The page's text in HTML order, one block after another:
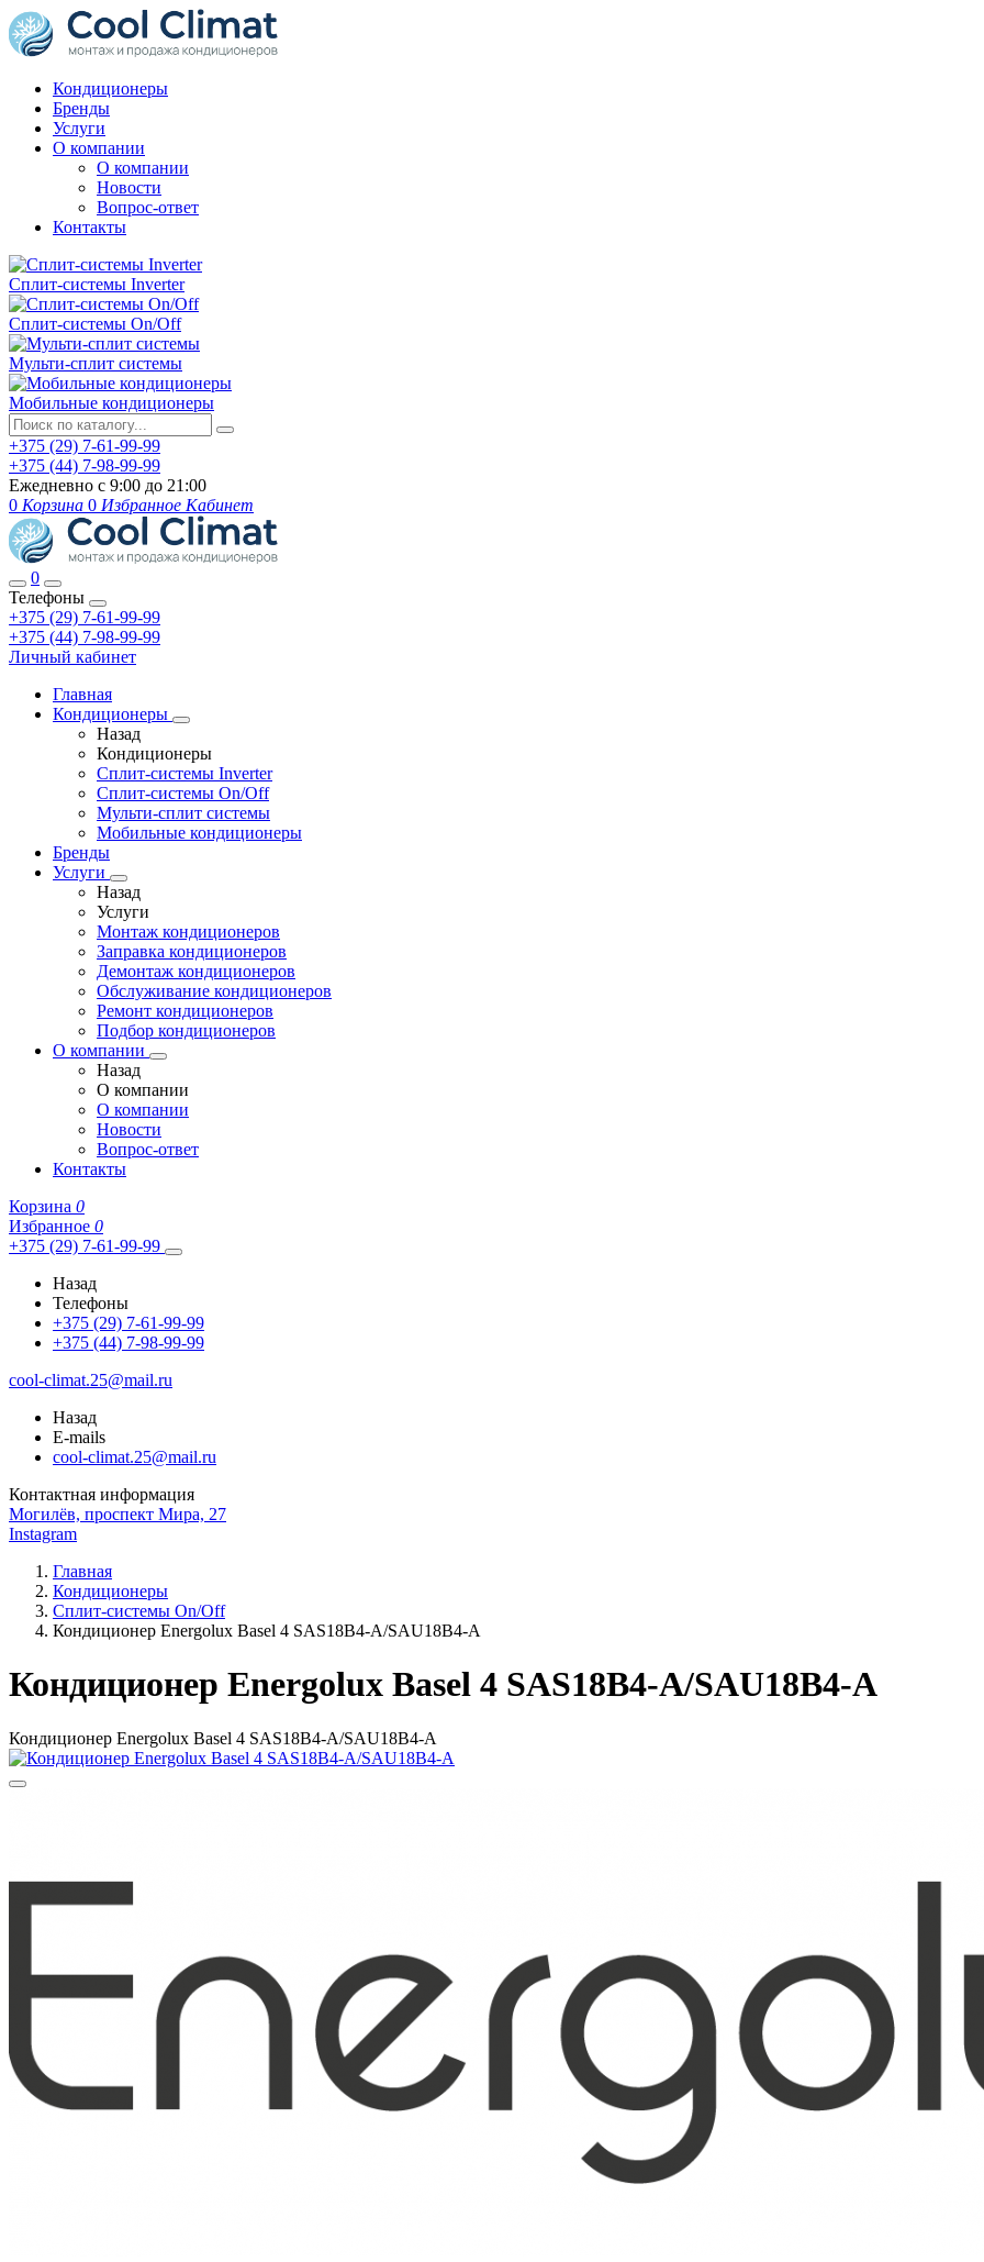
Кондиционеры
Бренды
Услуги
О компании
О компании
Новости
Вопрос-ответ
Контакты
Сплит-системы Inverter
Сплит-системы On/Off
Мульти-сплит системы
Мобильные кондиционеры
+375 (29) 7-61-99-99
+375 (44) 7-98-99-99
Ежедневно с 9:00 до 21:00
0 Корзина 0 Избранное Кабинет
0
Телефоны
+375 (29) 7-61-99-99
+375 (44) 7-98-99-99
Личный кабинет
Главная
Кондиционеры
Назад
Кондиционеры
Сплит-системы Inverter
Сплит-системы On/Off
Мульти-сплит системы
Мобильные кондиционеры
Бренды
Услуги
Назад
Услуги
Монтаж кондиционеров
Заправка кондиционеров
Демонтаж кондиционеров
Обслуживание кондиционеров
Ремонт кондиционеров
Подбор кондиционеров
О компании
Назад
О компании
О компании
Новости
Вопрос-ответ
Контакты
Корзина 0
Избранное 0
+375 (29) 7-61-99-99
Назад
Телефоны
+375 (29) 7-61-99-99
+375 (44) 7-98-99-99
cool-climat.25@mail.ru
Назад
E-mails
cool-climat.25@mail.ru
Контактная информация
Могилёв, проспект Мира, 27
Instagram
Главная
Кондиционеры
Сплит-системы On/Off
Кондиционер Energolux Basel 4 SAS18B4-A/SAU18B4-A
Кондиционер Energolux Basel 4 SAS18B4-A/SAU18B4-A
Кондиционер Energolux Basel 4 SAS18B4-A/SAU18B4-A